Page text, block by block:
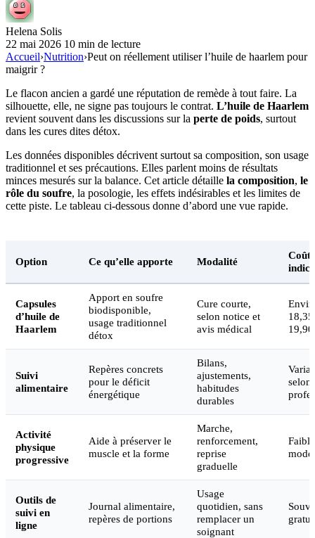
Helena Solis
22 mai 2026 10 min de lecture
Accueil›Nutrition›Peut on réellement utiliser l’huile de haarlem pour
maigrir ?
Le flacon ancien a gardé une réputation de remède à tout faire. La
silhouette, elle, ne signe pas toujours le contrat. L’huile de Haarlem
revient souvent dans les discussions sur la perte de poids, surtout
dans les cures dites détox.
Les données disponibles décrivent surtout sa composition, son usage
traditionnel et ses précautions. Elles parlent moins de résultats
minces mesurés sur la balance. Cet article détaille la composition, le
rôle du soufre, la posologie, les effets indésirables et les limites de
cette piste. Le tableau ci-dessous donne d’abord une vue rapide.
Option Ce qu’elle apporte Modalité
Coût
Capsules
d’huile de
Haarlem
Apport en soufre
biodisponible,
usage traditionnel
détox
Cure courte,
selon notice et
avis médical
Suivi
alimentaire
Repères concrets
pour le déficit
énergétique
Bilans,
ajustements,
habitudes
durables
selon
Activité
physique
progressive
Aide à préserver le
muscle et la forme
Marche,
renforcement,
reprise
graduelle
Outils de
suivi en
ligne
Journal alimentaire,
repères de portions
Usage
quotidien, sans
remplacer un
soignant